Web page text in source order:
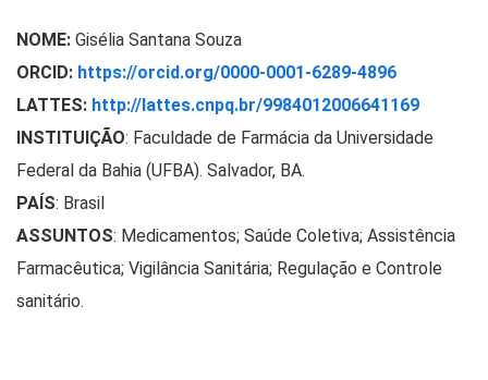
NOME: Gisélia Santana Souza
ORCID: https://orcid.org/0000-0001-6289-4896
LATTES: http://lattes.cnpq.br/9984012006641169
INSTITUIÇÃO: Faculdade de Farmácia da Universidade
Federal da Bahia (UFBA). Salvador, BA.
PAÍS: Brasil
ASSUNTOS: Medicamentos; Saúde Coletiva; Assistência
Farmacêutica; Vigilância Sanitária; Regulação e Controle
sanitário.